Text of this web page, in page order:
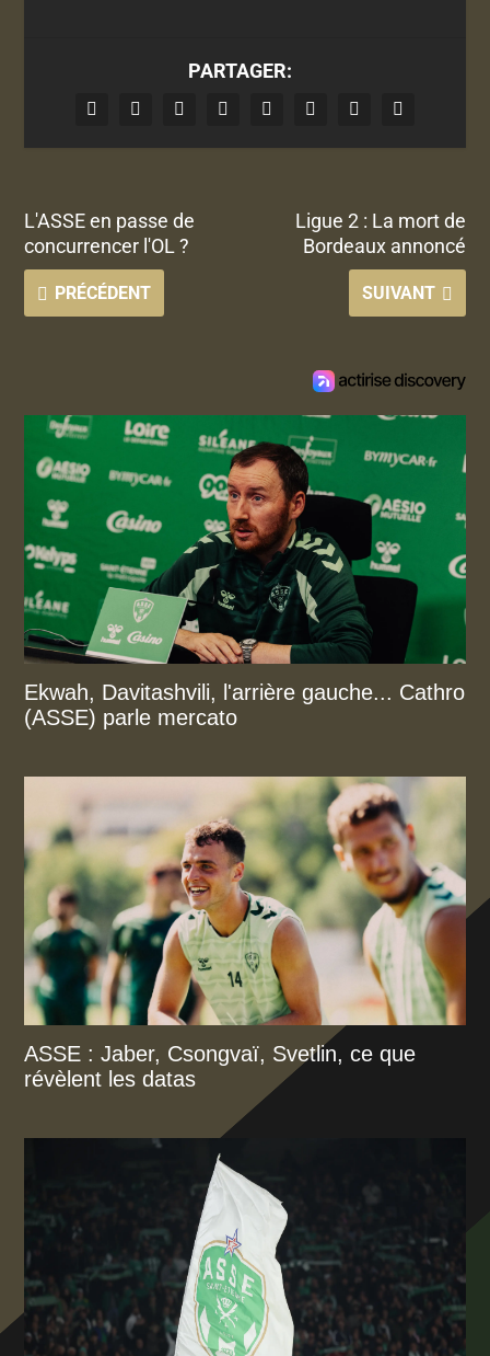
PARTAGER:
L'ASSE en passe de
concurrencer l'OL ?
PRÉCÉDENT
Ligue 2 : La mort de
Bordeaux annoncé
SUIVANT
Ekwah, Davitashvili, l'arrière gauche... Cathro
(ASSE) parle mercato
ASSE : Jaber, Csongvaï, Svetlin, ce que
révèlent les datas